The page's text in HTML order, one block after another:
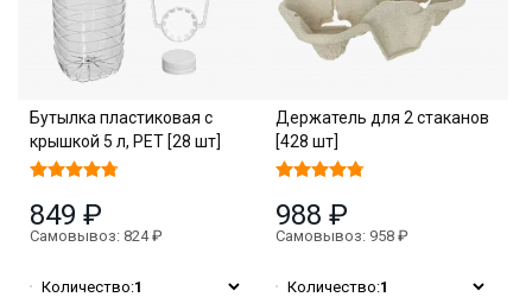
Бутылка пластиковая с
крышкой 5 л, PET [28 шт]
849 ₽
Самовывоз: 824 ₽
Количество:1
Держатель для 2 стаканов
[428 шт]
988 ₽
Самовывоз: 958 ₽
Количество:1